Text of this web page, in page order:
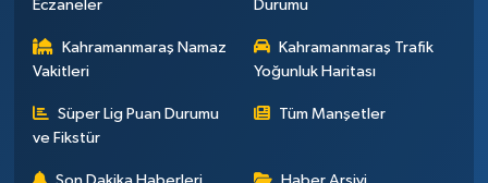
Eczaneler
Durumu
Kahramanmaraş Namaz
Vakitleri
Kahramanmaraş Trafik
Yoğunluk Haritası
Süper Lig Puan Durumu
ve Fikstür
Tüm Manşetler